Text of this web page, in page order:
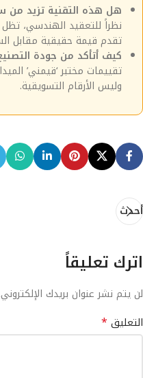
هل هذه التقنية تزيد من
نظراً للتعقيد الهندسي،
تقدم قيمة حقيقية مقابل
كيف أتأكد من جودة
تقييمات مختبر ‘قيمني’
وليس الأرقام التسويقية.
أحدث
اترك تعليقاً
لن يتم نشر عنوان بريدك الإلكتروني.
التعليق *